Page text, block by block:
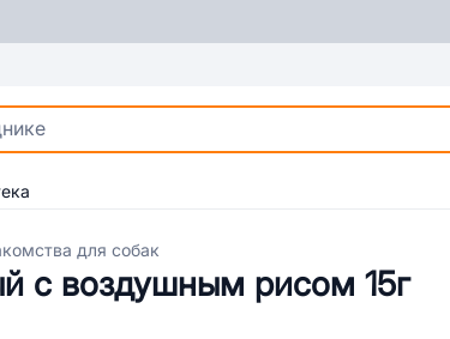
для собак
с воздушным рисом 15г